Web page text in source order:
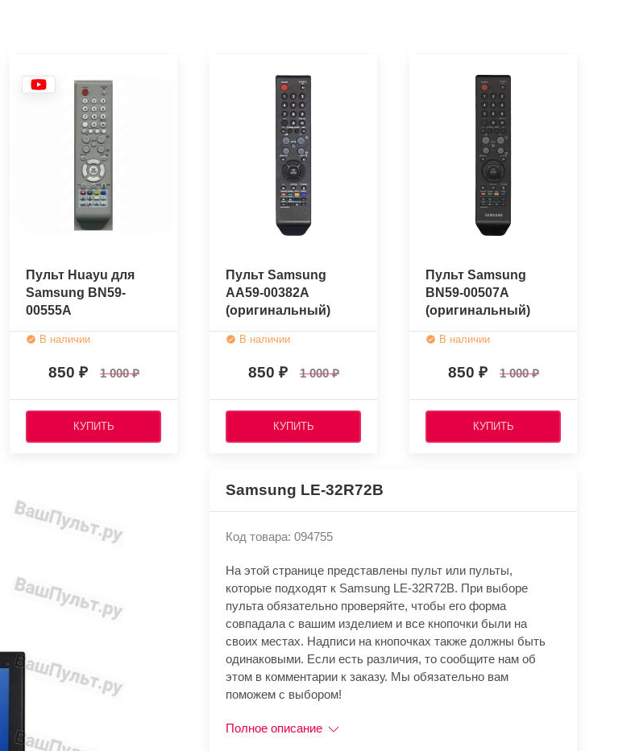
Пульт Huayu для
Samsung BN59-
00555A
В наличии
850 1 000
КУПИТЬ
Пульт Samsung
AA59-00382A
(оригинальный)
В наличии
850 1 000
КУПИТЬ
Пульт Samsung
BN59-00507A
(оригинальный)
В наличии
850 1 000
КУПИТЬ
Samsung LE-32R72B
Код товара: 094755
На этой странице представлены пульт или пульты,
которые подходят к Samsung LE-32R72B. При выборе
пульта обязательно проверяйте, чтобы его форма
совпадала с вашим изделием и все кнопочки были на
своих местах. Надписи на кнопочках также должны быть
одинаковыми. Если есть различия, то сообщите нам об
этом в комментарии к заказу. Мы обязательно вам
поможем с выбором!
Полное описание